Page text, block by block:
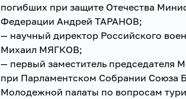
погибших при защите Отечества
Федерации Андрей ТАРАНОВ;
— научный директор Российского
Михаил МЯГКОВ;
— первый заместитель председателя
при Парламентском Собрании Союза
Молодежной палаты по вопросам